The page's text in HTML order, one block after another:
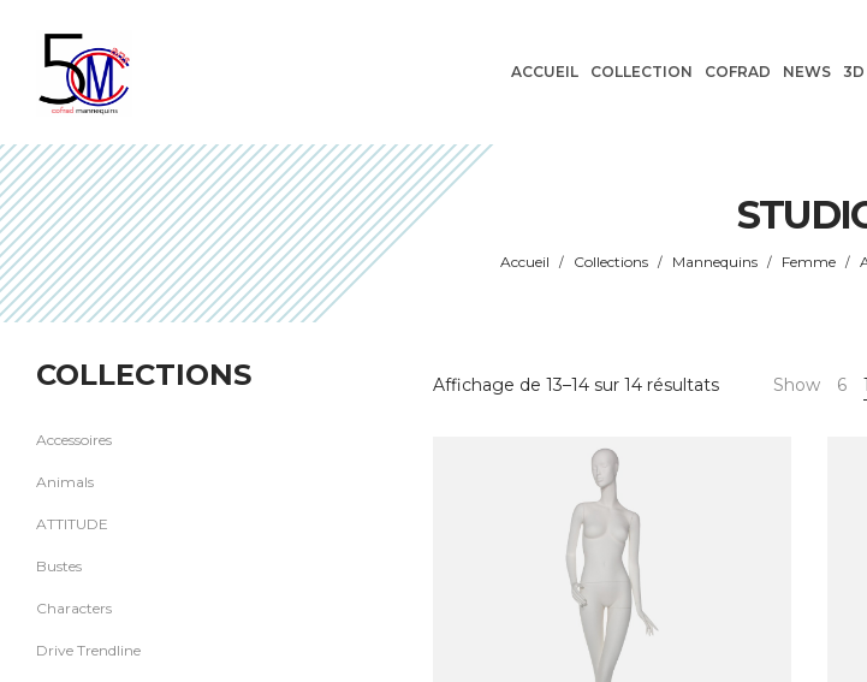
Cofrad
ACCUEIL COLLECTION COFRAD NEWS 3D
Accueil / Collections / Mannequins / Femme /
Affichage de 13–14 sur 14 résultats Show 6
COLLECTIONS
Accessoires
Animals
ATTITUDE
Bustes
Characters
Drive Trendline